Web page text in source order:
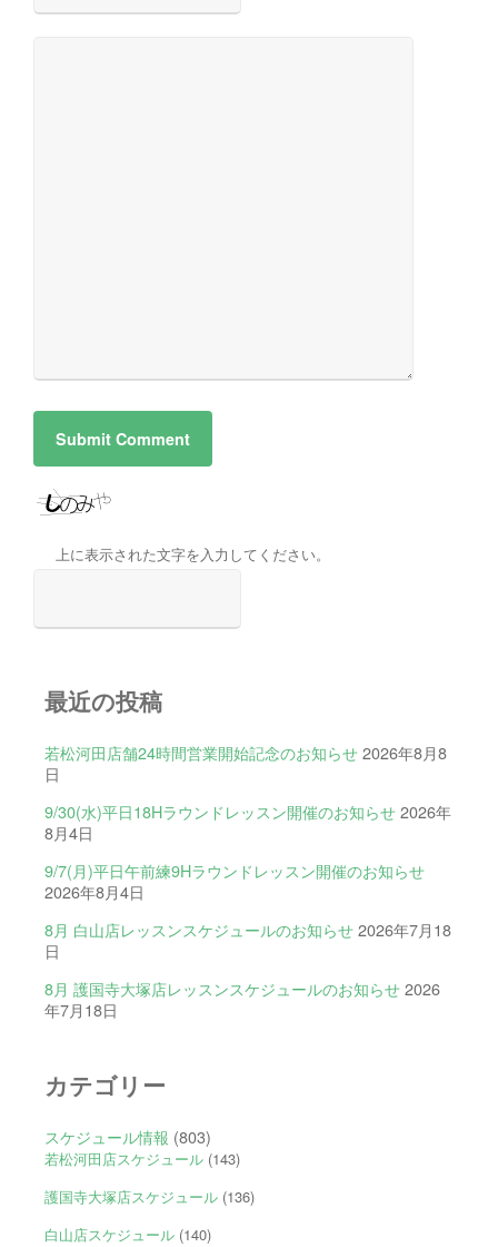
上に表示された文字を入力してください。
最近の投稿
若松河田店舗24時間営業開始記念のお知らせ 2026年8月8
日
9/30(水)平日18Hラウンドレッスン開催のお知らせ 2026年
8月4日
9/7(月)平日午前練9Hラウンドレッスン開催のお知らせ
2026年8月4日
8月 白山店レッスンスケジュールのお知らせ 2026年7月18
日
8月 護国寺大塚店レッスンスケジュールのお知らせ 2026
年7月18日
カテゴリー
スケジュール情報 (803)
若松河田店スケジュール(143)
護国寺大塚店スケジュール(136)
白山店スケジュール(140)